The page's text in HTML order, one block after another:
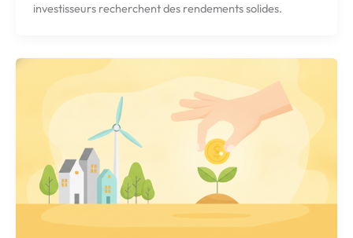
investisseurs recherchent des rendements solides.